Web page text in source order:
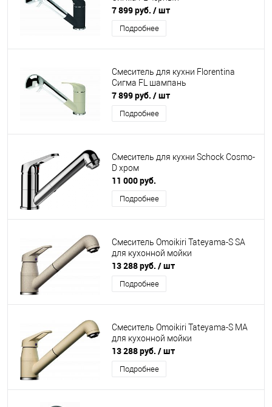
7 899 руб. / шт
Подробнее
Смеситель для кухни Florentina
Сигма FL шампань
7 899 руб. / шт
Подробнее
Смеситель для кухни Schock Cosmo-
D хром
11 000 руб.
Подробнее
Смеситель Omoikiri Tateyama-S SA
для кухонной мойки
13 288 руб. / шт
Подробнее
Смеситель Omoikiri Tateyama-S MA
для кухонной мойки
13 288 руб. / шт
Подробнее